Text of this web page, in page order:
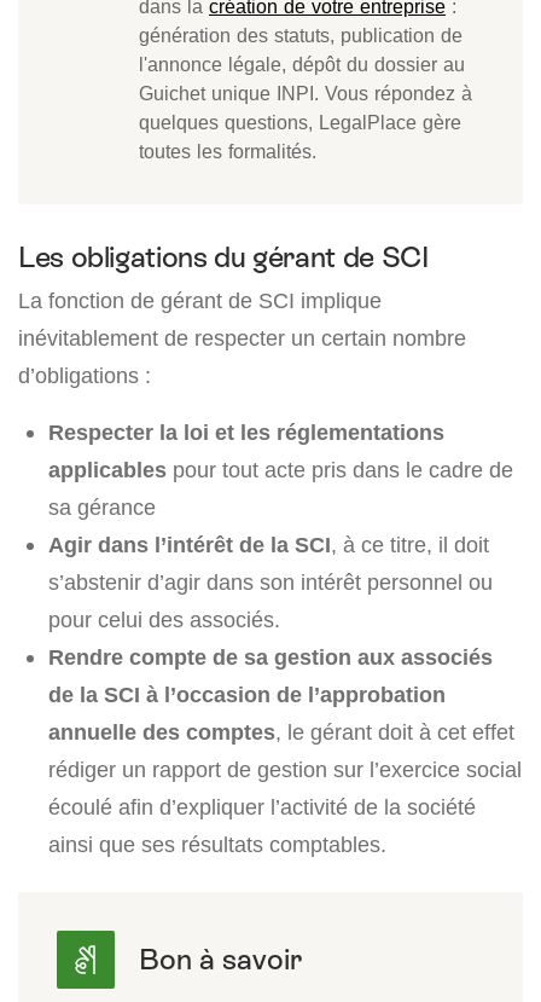
dans la création de votre entreprise :
génération des statuts, publication de
l'annonce légale, dépôt du dossier au
Guichet unique INPI. Vous répondez à
quelques questions, LegalPlace gère
toutes les formalités.
Les obligations du gérant de SCI
La fonction de gérant de SCI implique
inévitablement de respecter un certain nombre
d’obligations :
Respecter la loi et les réglementations
applicables pour tout acte pris dans le cadre de
sa gérance
Agir dans l’intérêt de la SCI, à ce titre, il doit
s’abstenir d’agir dans son intérêt personnel ou
pour celui des associés.
Rendre compte de sa gestion aux associés
de la SCI à l’occasion de l’approbation
annuelle des comptes, le gérant doit à cet effet
rédiger un rapport de gestion sur l’exercice social
écoulé afin d’expliquer l’activité de la société
ainsi que ses résultats comptables.